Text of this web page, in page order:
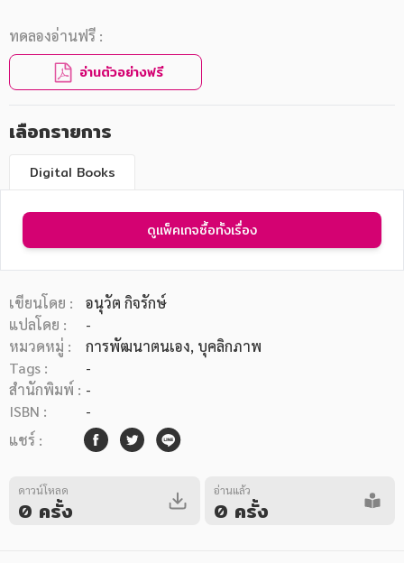
หมวดหมู่หนังสือ
หมวดหมู่ยอดนิยม
หนังสือออกใหม่ หนังสือยอดนิยม หนังสือเช่า
ทดลองอ่านฟรี :
อ่านตัวอย่างฟรี
เลือกรายการ
Digital Books
ดูแพ็คเกจซื้อทั้งเรื่อง
เขียนโดย :
อนุวัต กิจรักษ์
แปลโดย :
-
หมวดหมู่ :
การพัฒนาตนเอง, บุคลิกภาพ
Tags :
-
สำนักพิมพ์ : -
ISBN :
-
แชร์ :
ดาวน์โหลด
0 ครั้ง
อ่านแล้ว
0 ครั้ง